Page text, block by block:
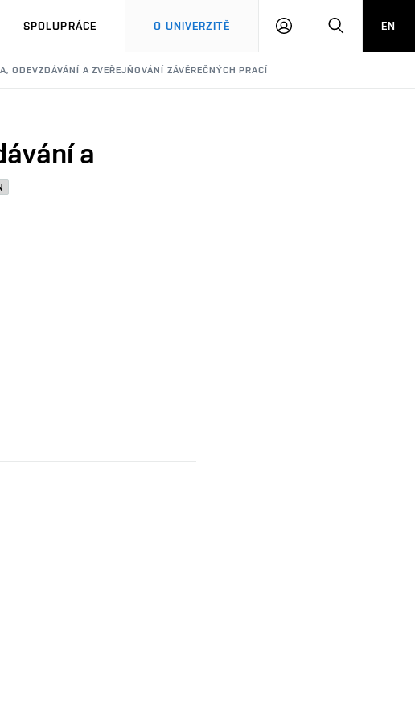
SPOLUPRÁCE O UNIVERZITĚ
PŘIHLÁSIT HLEDATEN
ODEVZDÁVÁNÍ A ZVEŘEJŇOVÁNÍ ZÁVĚREČNÝCH PRACÍ
a